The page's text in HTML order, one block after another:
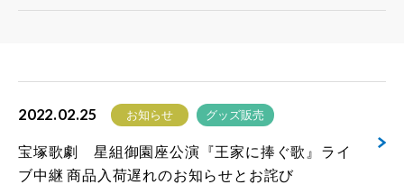
2022.02.25 お知らせ グッズ販売
宝塚歌劇 星組御園座公演『王家に捧ぐ歌』ライ
ブ中継 商品入荷遅れのお知らせとお詫び